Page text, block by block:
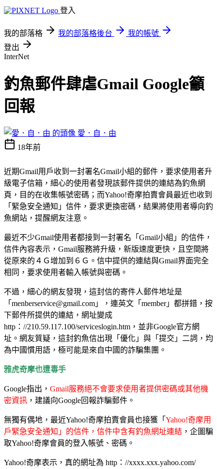
登入
我的部落格 我的部落格後台
我的帳號
登出
InterNet
釣魚郵件肆虐Gmail Google籲
回報
愛．自．由
18年前
近期Gmail用戶收到一封署名Gmail小組的郵件，要求使用者升
級電子信箱，細心的使用者發現該郵件提供的連結為釣魚網
頁，目的在收集帳號密碼；而Yahoo!奇摩拍賣會員最近也收到
「緊急安全通知」信件，要求更換密碼，結果將使用者導向釣
魚網站，提醒網友注意。
最近不少Gmail使用者都接到一封署名「Gmail小組」的信件，
信件內容表示，Gmail服務將升級，新版速度更快，且空間將
從原來的４Ｇ增加到６Ｇ。信中提供的連結與Gmail界面完全
相同，要求使用者輸入帳號與密碼。
不過，細心的網友發現，這封信的寄件人郵件地址是
「 menberservice@gmail.com 」，連英文「member」都拼錯，按
下郵件所提供的連結，網址變成
http：//210.59.117.100/serviceslogin.htm，並非Google官方網
址。網友質疑，這封釣魚信出現「優化」與「提交」二詞，均
為中國慣用語，極可能是來自中國的詐騙集團。
雅虎奇摩也遭毒手
Google指出， Gmail服務絕不會要求使用者提供密碼或其他機
密資訊 ，建議向Google回報詐騙郵件。
無獨有偶地，最近Yahoo!奇摩拍賣會員也接獲「 Yahoo!奇摩用
戶緊急安全通知」的信件，信件中含有釣魚網址連結 ，企圖騙
取Yahoo!奇摩會員的登入帳號、密碼。
Yahoo!奇摩表示，真的網址為 http：//xxxx.xxx.yahoo.com/